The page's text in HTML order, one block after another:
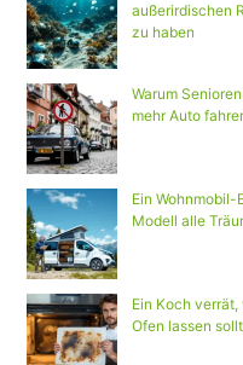
außerirdischen
zu haben
Warum
mehr Auto
Ein
Modell alle
Ein Koch
Ofen lassen